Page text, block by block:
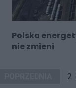
Polska
nie zmieni
2